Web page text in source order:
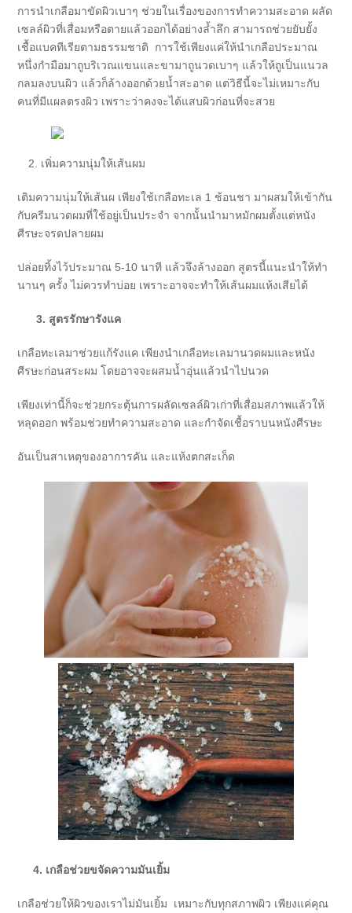
การนำเกลือมาขัดผิวเบาๆ ช่วยในเรื่องของการทำความสะอาด ผลัด
เซลล์ผิวที่เสื่อมหรือตายแล้วออกได้อย่างล้ำลึก สามารถช่วยยับยั้ง
เชื้อแบคทีเรียตามธรรมชาติ การใช้เพียงแค่ให้นำเกลือประมาณ
หนึ่งกำมือมาถูบริเวณแขนและขามาถูนวดเบาๆ แล้วให้ถูเป็นแนวล
กลมลงบนผิว แล้วก็ล้างออกด้วยน้ำสะอาด แต่วิธีนี้จะไม่เหมาะกับ
คนที่มีแผลตรงผิว เพราะว่าคงจะได้แสบผิวก่อนที่จะสวย
เพิ่มความนุ่มให้เส้นผม
เติมความนุ่มให้เส้นผ เพียงใช้เกลือทะเล 1 ช้อนชา มาผสมให้เข้ากัน
กับครีมนวดผมที่ใช้อยู่เป็นประจำ จากนั้นนำมาหมักผมตั้งแต่หนัง
ศีรษะจรดปลายผม
ปล่อยทิ้งไว้ประมาณ 5-10 นาที แล้วจึงล้างออก สูตรนี้แนะนำให้ทำ
นานๆ ครั้ง ไม่ควรทำบ่อย เพราะอาจจะทำให้เส้นผมแห้งเสียได้
3. สูตรรักษารังแค
เกลือทะเลมาช่วยแก้รังแค เพียงนำเกลือทะเลมานวดผมและหนัง
ศีรษะก่อนสระผม โดยอาจจะผสมน้ำอุ่นแล้วนำไปนวด
เพียงเท่านี้ก็จะช่วยกระตุ้นการผลัดเซลล์ผิวเก่าที่เสื่อมสภาพแล้วให้
หลุดออก พร้อมช่วยทำความสะอาด และกำจัดเชื้อราบนหนังศีรษะ
อันเป็นสาเหตุของอาการคัน และแห้งตกสะเก็ด
4. เกลือช่วยขจัดความมันเยิ้ม
เกลือช่วยให้ผิวของเราไม่มันเยิ้ม เหมาะกับทุกสภาพผิว เพียงแค่คุณ